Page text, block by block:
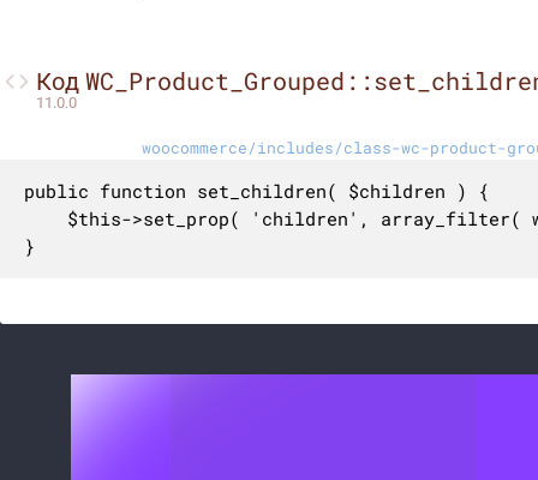
Код
11.0.0
woocommerce/includes/class-wc-product-
public function set_children( $children ) {
}